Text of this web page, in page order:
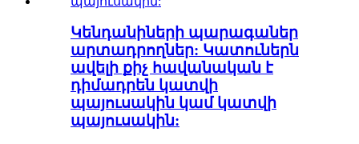
Կենդանիների պարագաներ
արտադրողներ: Կատուներն
ավելի քիչ հավանական է
դիմադրեն կատվի
պայուսակին կամ կատվի
պայուսակին: